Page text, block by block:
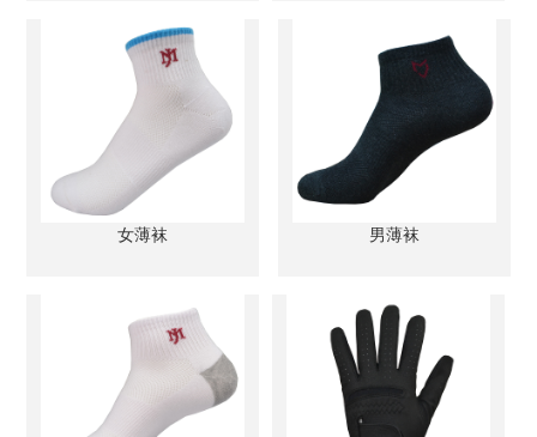
女薄袜 男薄袜